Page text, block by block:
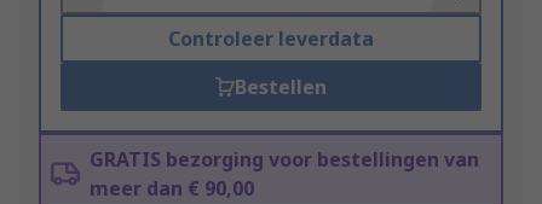
Controleer leverdata
Bestellen
GRATIS bezorging voor bestellingen van
meer dan € 90,00